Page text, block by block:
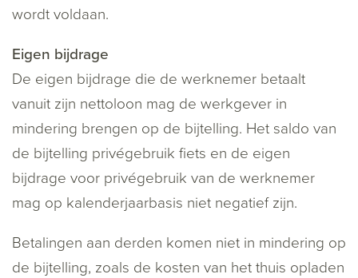
wordt voldaan.
Eigen bijdrage
De eigen bijdrage die de werknemer betaalt
vanuit zijn nettoloon mag de werkgever in
mindering brengen op de bijtelling. Het saldo van
de bijtelling privégebruik fiets en de eigen
bijdrage voor privégebruik van de werknemer
mag op kalenderjaarbasis niet negatief zijn.
Betalingen aan derden komen niet in mindering op
de bijtelling, zoals de kosten van het thuis opladen